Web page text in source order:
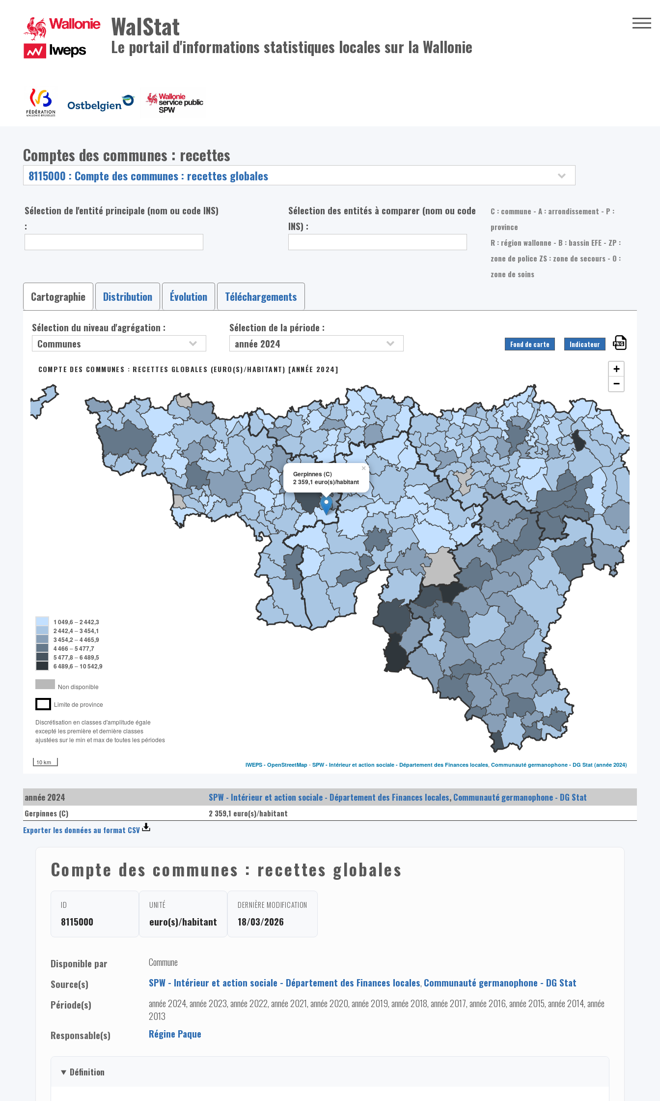
WalStat
Le portail d'informations statistiques locales sur la Wallonie
Comptes des communes : recettes
Sélection de l'entité principale (nom ou code INS)
:
Sélection des entités à comparer (nom ou code
INS) :
C : commune - A : arrondissement - P :
province
R : région wallonne - B : bassin EFE - ZP :
zone de police ZS : zone de secours - O :
zone de soins
Cartographie Distribution Évolution Téléchargements
Sélection du niveau d'agrégation : Sélection de la période :
Fond de carte Indicateur
Gerpinnes (C)
2 359,1 euro(s)/habitant
×
COMPTE DES COMMUNES : RECETTES GLOBALES (EURO(S)/HABITANT) [ANNÉE 2024]
+
−
1 049,6–2 442,3
2 442,4–3 454,1
3 454,2 –4 465,9
4 466–5 477,7
5 477,8–6 489,5
6 489,6–10 542,9
Non disponible
Limite de province
Discrétisation en classes d'amplitude égale​
excepté les première et dernière classes
ajustées sur le min et max de toutes les périodes
10 km IWEPS -OpenStreetMap -SPW - Intérieur et action sociale - Département des Finances locales,Communauté germanophone - DG Stat (année 2024)
année 2024 SPW - Intérieur et action sociale - Département des Finances locales, Communauté germanophone - DG Stat
Gerpinnes (C)
2 359,1 euro(s)/habitant
Exporter les données au format CSV
Compte des communes : recettes globales
ID
8115000
UNITÉ
euro(s)/habitant
DERNIÈRE MODIFICATION
18/03/2026
Disponible par
Commune
Source(s)
SPW - Intérieur et action sociale - Département des Finances locales, Communauté germanophone - DG Stat
Période(s)
année 2024, année 2023, année 2022, année 2021, année 2020, année 2019, année 2018, année 2017, année 2016, année 2015, année 2014, année
2013
Responsable(s)
Régine Paque
Définition